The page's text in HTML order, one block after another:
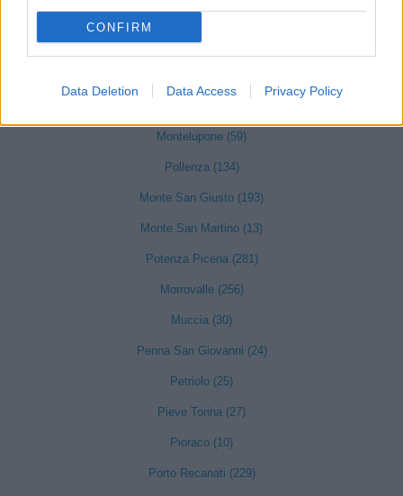
CONFIRM
Data Deletion Data Access Privacy Policy
Montecosaro (171)
Montefano (68)
Montelupone (59)
Pollenza (134)
Monte San Giusto (193)
Monte San Martino (13)
Potenza Picena (281)
Morrovalle (256)
Muccia (30)
Penna San Giovanni (24)
Petriolo (25)
Pieve Torina (27)
Pioraco (10)
Porto Recanati (229)